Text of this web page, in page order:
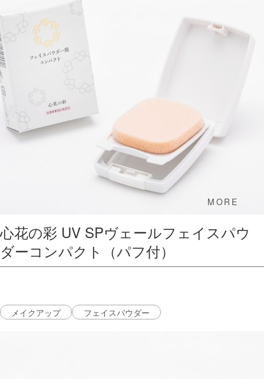
MORE
心花の彩 UV SPヴェールフェイスパウ
ダーコンパクト（パフ付）
メイクアップ フェイスパウダー